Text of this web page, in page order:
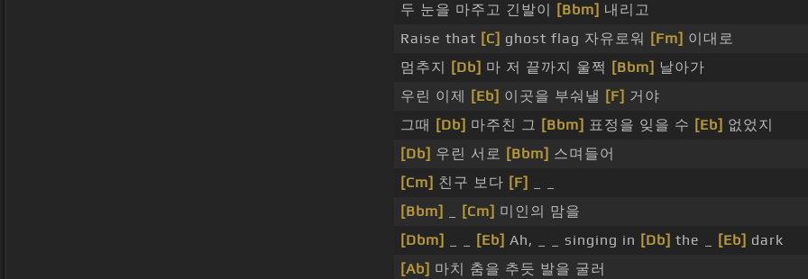
두 눈을 마주고 긴발이
[Bbm] 내리고
Raise that [C] ghost flag 자유로워 [Fm] 이대로
멈추지
[Db] 마 저 끝까지 울쩍 [Bbm] 날아가
우린 이제
[Eb] 이곳을 부숴낼 [F] 거야
그때
[Db] 마주친 그 [Bbm] 표정을 잊을 수 [Eb] 없었지
[Db] 우린 서로 [Bbm] 스며들어
[Cm] 친구 보다 [F]
[Bbm]
[Cm] 미인의 맘을
[Dbm]
[Eb] Ah, _ _ singing in [Db] the _ [Eb] dark
[Ab] 마치 춤을 추듯 발을 굴러